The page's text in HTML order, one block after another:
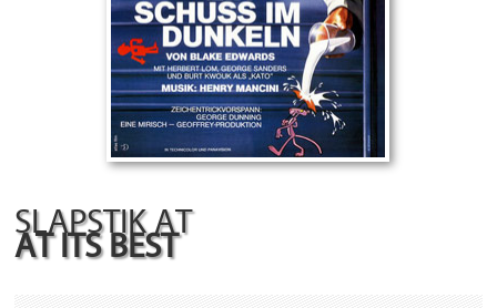
SLAPSTIK AT
AT ITS BEST